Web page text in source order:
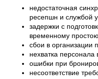
недостаточная
ресепшн и службой
задержки с
временному
сбои в организации
нехватка
ошибки при
несоответствие